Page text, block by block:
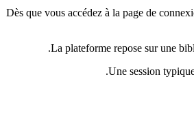
Dès que vous accédez à la page de
La plateforme repose sur une
Une session